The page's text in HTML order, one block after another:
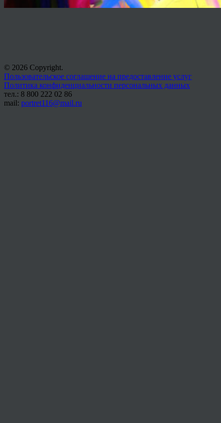
© 2026 Copyright.
Пользовательское соглашение на предоставление услуг
Политика конфиденциальности персональных данных
тел.: 8 800 222 02 86
mail: portret116@mail.ru